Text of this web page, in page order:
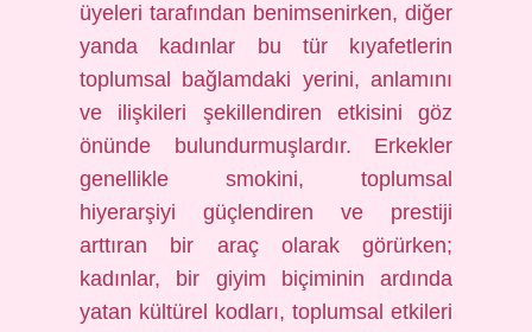
üyeleri tarafından benimsenirken, diğer
yanda kadınlar bu tür kıyafetlerin
toplumsal bağlamdaki yerini, anlamını
ve ilişkileri şekillendiren etkisini göz
önünde bulundurmuşlardır. Erkekler
genellikle smokini, toplumsal
hiyerarşiyi güçlendiren ve prestiji
arttıran bir araç olarak görürken;
kadınlar, bir giyim biçiminin ardında
yatan kültürel kodları, toplumsal etkileri